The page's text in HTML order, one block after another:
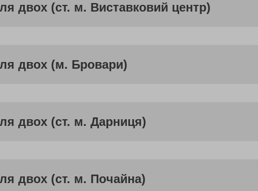
двох (ст. м. Виставковий центр)
двох (м. Бровари)
двох (ст. м. Дарниця)
двох (ст. м. Почайна)